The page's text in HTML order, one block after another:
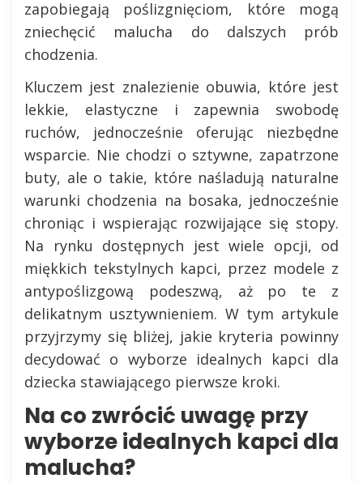
zapobiegają poślizgnięciom, które mogą
zniechęcić malucha do dalszych prób
chodzenia.
Kluczem jest znalezienie obuwia, które jest
lekkie, elastyczne i zapewnia swobodę
ruchów, jednocześnie oferując niezbędne
wsparcie. Nie chodzi o sztywne, zapatrzone
buty, ale o takie, które naśladują naturalne
warunki chodzenia na bosaka, jednocześnie
chroniąc i wspierając rozwijające się stopy.
Na rynku dostępnych jest wiele opcji, od
miękkich tekstylnych kapci, przez modele z
antypoślizgową podeszwą, aż po te z
delikatnym usztywnieniem. W tym artykule
przyjrzymy się bliżej, jakie kryteria powinny
decydować o wyborze idealnych kapci dla
dziecka stawiającego pierwsze kroki.
Na co zwrócić uwagę przy
wyborze idealnych kapci dla
malucha?